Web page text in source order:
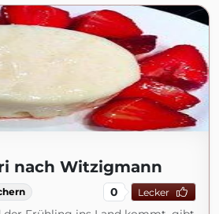
nach Witzigmann
0 Lecker